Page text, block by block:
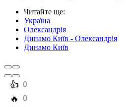
Читайте ще:
Україна
Олександрія
Динамо Київ - Олександрія
Динамо Київ
️👍 0
️🔥 0